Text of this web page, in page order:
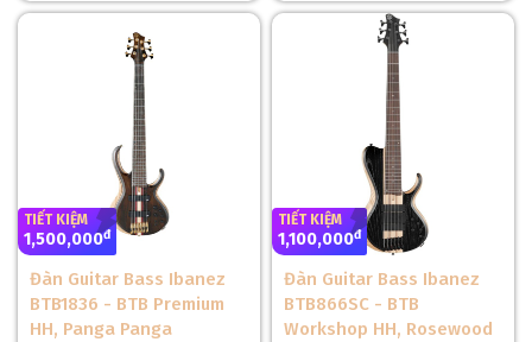
TIẾT KIỆM
1,500,000đ
Đàn Guitar Bass Ibanez
BTB1836 - BTB Premium
HH, Panga Panga
TIẾT KIỆM
1,100,000đ
Đàn Guitar Bass Ibanez
BTB866SC - BTB
Workshop HH, Rosewood